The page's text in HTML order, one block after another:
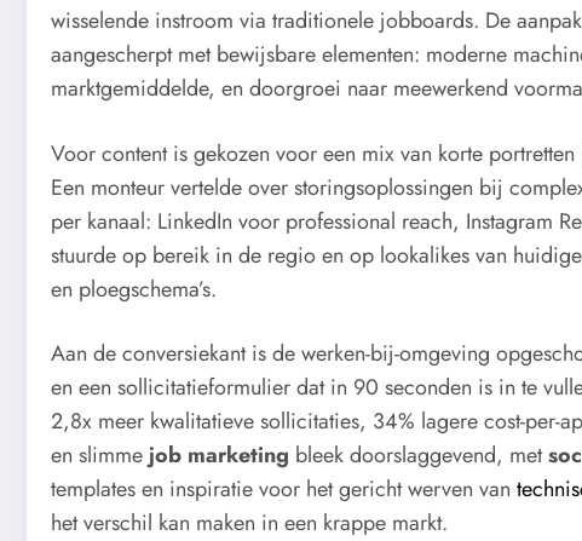
wisselende instroom via traditionele jobboards. De
aangescherpt met bewijsbare elementen: moderne
marktgemiddelde, en doorgroei naar meewerkend
Voor content is gekozen voor een mix van korte
Een monteur vertelde over storingsoplossingen bij
per kanaal: LinkedIn voor professional reach, Instagram
stuurde op bereik in de regio en op lookalikes van
en ploegschema’s.
Aan de conversiekant is de werken-bij-omgeving
en een sollicitatieformulier dat in 90 seconden is in te
2,8x meer kwalitatieve sollicitaties, 34% lagere cost-per-
en slimmejob marketing bleek doorslaggevend, met
templates en inspiratie voor het gericht werven van
het verschil kan maken in een krappe markt.